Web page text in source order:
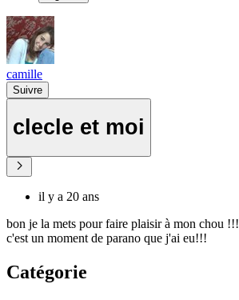
camille
Suivre
clecle et moi
il y a 20 ans
bon je la mets pour faire plaisir à mon chou !!!
c'est un moment de parano que j'ai eu!!!
Catégorie